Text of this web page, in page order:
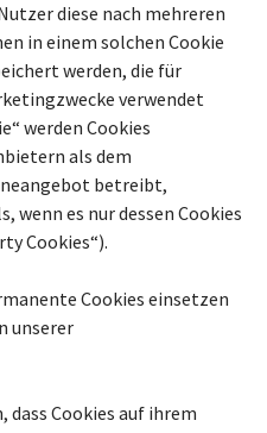
diese nach mehreren
in einem solchen Cookie
werden, die für
verwendet
werden Cookies
als dem
betreibt,
wenn es nur dessen Cookies
Cookies“).
Cookies einsetzen
unserer
Cookies auf ihrem